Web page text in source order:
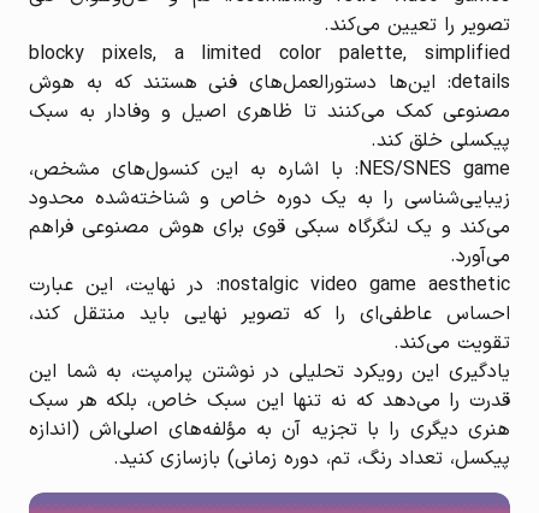
تصویر را تعیین می‌کند.
blocky pixels, a limited color palette, simplified
details: این‌ها دستورالعمل‌های فنی هستند که به هوش
مصنوعی کمک می‌کنند تا ظاهری اصیل و وفادار به سبک
پیکسلی خلق کند.
NES/SNES game: با اشاره به این کنسول‌های مشخص،
زیبایی‌شناسی را به یک دوره خاص و شناخته‌شده محدود
می‌کند و یک لنگرگاه سبکی قوی برای هوش مصنوعی فراهم
می‌آورد.
nostalgic video game aesthetic: در نهایت، این عبارت
احساس عاطفی‌ای را که تصویر نهایی باید منتقل کند،
تقویت می‌کند.
یادگیری این رویکرد تحلیلی در نوشتن پرامپت، به شما این
قدرت را می‌دهد که نه تنها این سبک خاص، بلکه هر سبک
هنری دیگری را با تجزیه آن به مؤلفه‌های اصلی‌اش (اندازه
پیکسل، تعداد رنگ، تم، دوره زمانی) بازسازی کنید.